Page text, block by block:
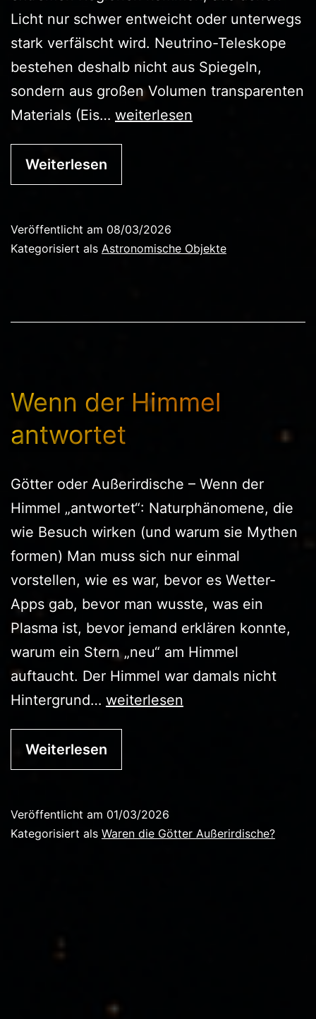
Licht nur schwer entweicht oder unterwegs
stark verfälscht wird. Neutrino-Teleskope
bestehen deshalb nicht aus Spiegeln,
sondern aus großen Volumen transparenten
Materials (Eis… Das
Geisterteilchen
weiterlesen
Weiterlesen
Veröffentlicht am 08/03/2026
Kategorisiert als Astronomische Objekte
Wenn der Himmel
antwortet
Götter oder Außerirdische – Wenn der
Himmel „antwortet“: Naturphänomene, die
wie Besuch wirken (und warum sie Mythen
formen) Man muss sich nur einmal
vorstellen, wie es war, bevor es Wetter-
Apps gab, bevor man wusste, was ein
Plasma ist, bevor jemand erklären konnte,
warum ein Stern „neu“ am Himmel
auftaucht. Der Himmel war damals nicht
Hintergrund… Wenn
Himmel
antwortet
weiterlesen
Weiterlesen
Veröffentlicht am 01/03/2026
Kategorisiert als Waren die Götter Außerirdische?